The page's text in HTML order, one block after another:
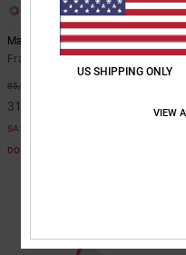
Manteca 4
Frauen Lila Lederschuhe
85,00 €
31,87 €
SALE
DOPPELTER RABATT EXTRA 25 %
US SHIPPING ONLY
VIEW